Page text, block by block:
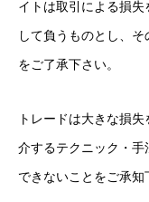
イトは取引による損
して負うものとし、
をご了承下さい。
トレードは大きな損
介するテクニック・
できないことをご承知